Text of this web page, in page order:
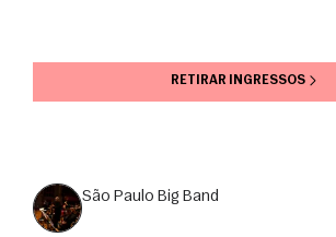
São Paulo Big Band
RETIRAR INGRESSOS